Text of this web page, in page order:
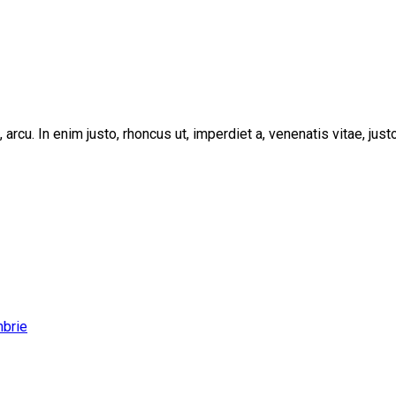
In enim justo, rhoncus ut, imperdiet a, venenatis vitae,